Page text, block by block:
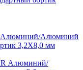
Алюминий/Алюминий
3,2X8,0 мм